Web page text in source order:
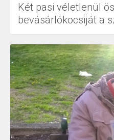
Két pasi véletlenül
bevásárlókocsiját a